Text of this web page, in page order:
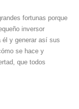
fortunas porque
inversor
él y generar así sus
se hace y
que todos